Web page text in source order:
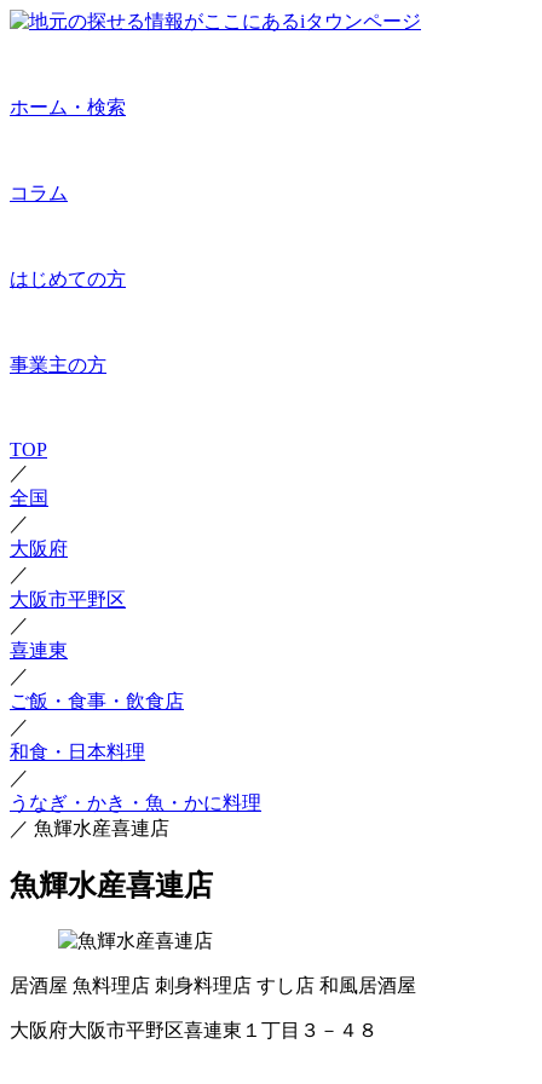
ホーム・検索
コラム
はじめての方
事業主の方
TOP
／
全国
／
大阪府
／
大阪市平野区
／
喜連東
／
ご飯・食事・飲食店
／
和食・日本料理
／
うなぎ・かき・魚・かに料理
／ 魚輝水産喜連店
魚輝水産喜連店
居酒屋 魚料理店 刺身料理店 すし店 和風居酒屋
大阪府大阪市平野区喜連東１丁目３－４８